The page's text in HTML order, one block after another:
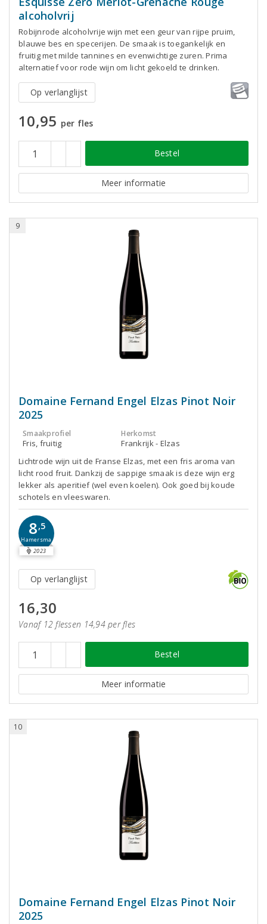
alcoholvrij
Robijnrode alcoholvrije wijn met een geur van rijpe pruim,
blauwe bes en specerijen. De smaak is toegankelijk en
fruitig met milde tannines en evenwichtige zuren. Prima
alternatief voor rode wijn om licht gekoeld te drinken.
Op verlanglijst
10,95 per fles
Bestel
Meer informatie
9
Domaine Fernand Engel Elzas Pinot Noir
2025
Smaakprofiel
Fris, fruitig
Herkomst
Frankrijk - Elzas
Lichtrode wijn uit de Franse Elzas, met een fris aroma van
licht rood fruit. Dankzij de sappige smaak is deze wijn erg
lekker als aperitief (wel even koelen). Ook goed bij koude
schotels en vleeswaren.
8,5
Hamersma
2023
Op verlanglijst
16,30
Vanaf 12 flessen 14,94 per fles
Bestel
Meer informatie
10
Domaine Fernand Engel Elzas Pinot Noir
2025